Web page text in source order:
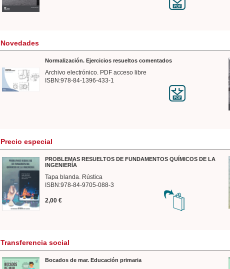
Novedades
Normalización. Ejercicios resueltos comentados
Archivo electrónico. PDF acceso libre
ISBN:978-84-1396-433-1
Precio especial
PROBLEMAS RESUELTOS DE FUNDAMENTOS QUÍMICOS DE LA
INGENIERÍA
Tapa blanda. Rústica
ISBN:978-84-9705-088-3
2,00 €
Transferencia social
Bocados de mar. Educación primaria